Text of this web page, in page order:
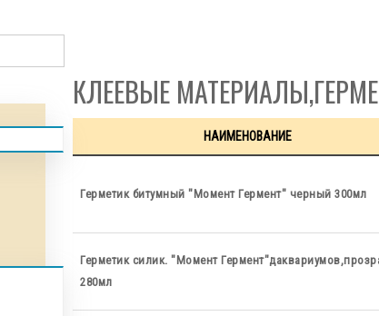
КЛЕЕВЫЕ
НАИМЕНОВАНИЕ
Герметик битумный "Момент Гермент" черный 300мл
Герметик силик. "Момент
280мл